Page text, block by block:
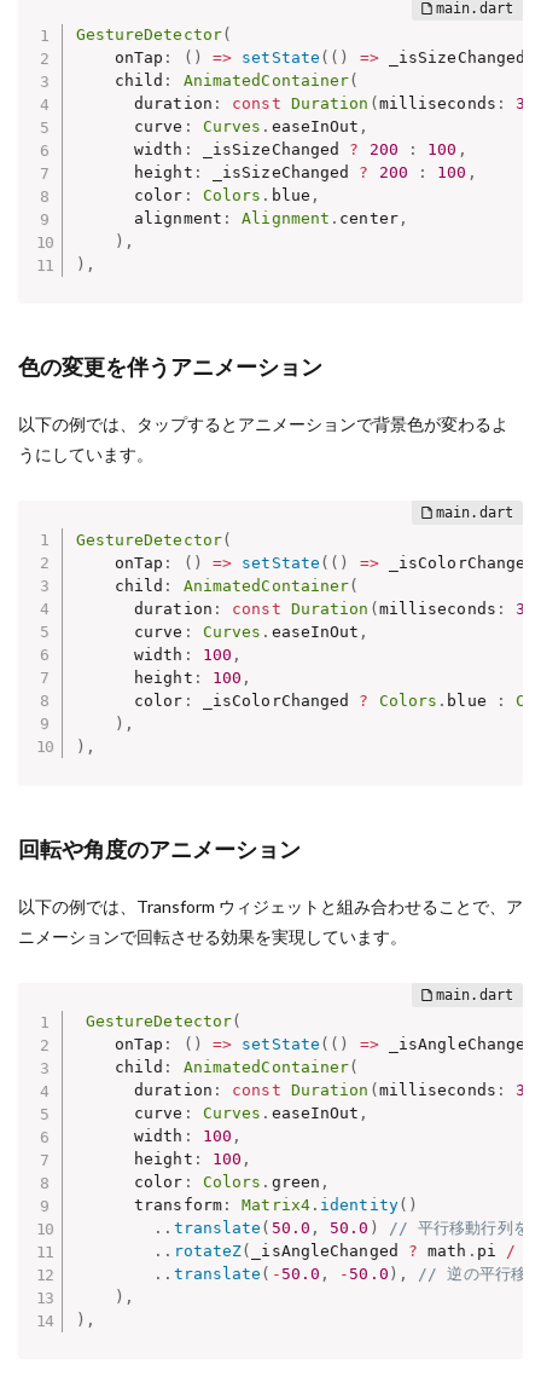
GestureDetector(
    onTap
: ( ) => setState ( ( ) => _isSizeChanged
    child
: AnimatedContainer(
      duration
: const Duration ( milliseconds :
      curve
: Curves . easeInOut ,
      width
: _isSizeChanged ? 200 : 100 ,
      height
: _isSizeChanged ? 200 : 100 ,
      color
: Colors . blue ,
      alignment
: Alignment . center,
) ,
) ,
色の変更を伴うアニメーション
以下の例では、タップするとアニメーションで背景色が変わるよ
うにしています。
GestureDetector(
    onTap
: ( ) => setState ( ( ) =>
    child
: AnimatedContainer(
      duration
: const Duration ( milliseconds :
      curve
: Curves . easeInOut ,
      width
: 100 ,
      height
: 100 ,
      color
: _isColorChanged ? Colors . blue :
) ,
) ,
回転や角度のアニメーション
以下の例では、Transform ウィジェットと組み合わせることで、ア
ニメーションで回転させる効果を実現しています。
GestureDetector(
    onTap
: ( ) => setState ( ( ) =>
    child
: AnimatedContainer(
      duration
: const Duration ( milliseconds :
      curve
: Curves . easeInOut ,
      width
: 100 ,
      height
: 100 ,
      color
: Colors . green ,
      transform
: Matrix4. identity( )
. . translate ( 50.0 , 50.0 )
// 平行移動行列を
. . rotateZ( _isAngleChanged ? math . pi /
. . translate ( - 50.0 , - 50.0 ) ,
// 逆の平行移動
) ,
) ,